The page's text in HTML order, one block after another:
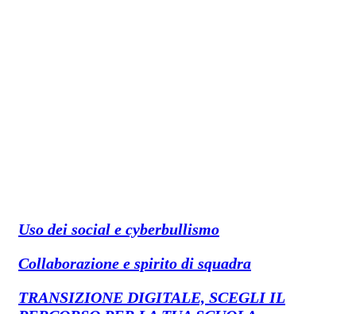
Uso dei social e cyberbullismo
Collaborazione e spirito di squadra
TRANSIZIONE DIGITALE, SCEGLI IL